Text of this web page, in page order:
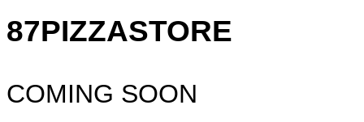
87PIZZASTORE
COMING SOON